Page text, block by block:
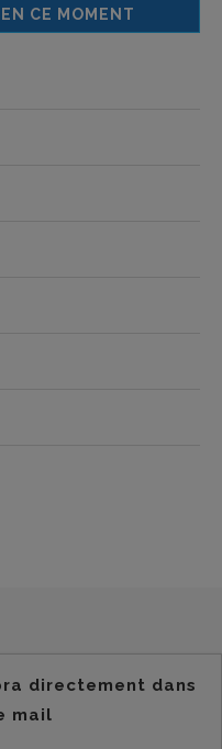
CE MOMENT
directement dans
mail